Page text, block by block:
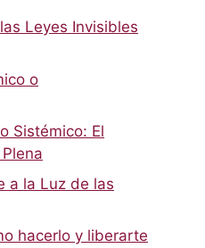
Leyes Invisibles
o
Sistémico: El
a la Luz de las
hacerlo y liberarte